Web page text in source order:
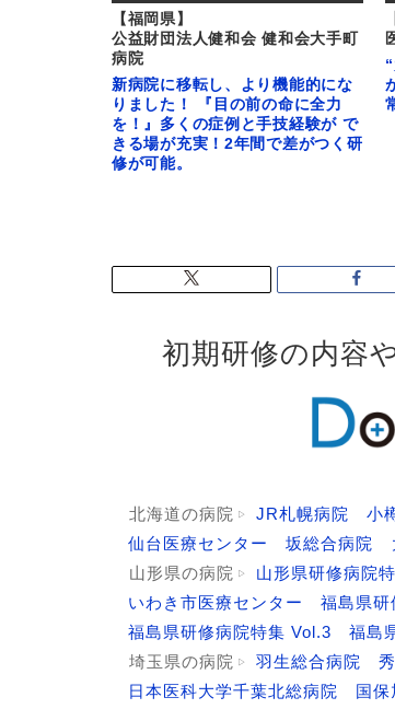
【福岡県】
公益財団法人健和会 健和会大手町
病院
新病院に移転し、より機能的にな
りました！ 『目の前の命に全力
を！』多くの症例と手技経験が で
きる場が充実！2年間で差がつく研
修が可能。
初期研修の内容
北海道の病院 JR札幌病院 小
仙台医療センター
坂総合病院
山形県の病院
山形県研修病院
いわき市医療センター
福島県研
福島県研修病院特集 Vol.3
福島
埼玉県の病院
羽生総合病院
日本医科大学千葉北総病院
国保